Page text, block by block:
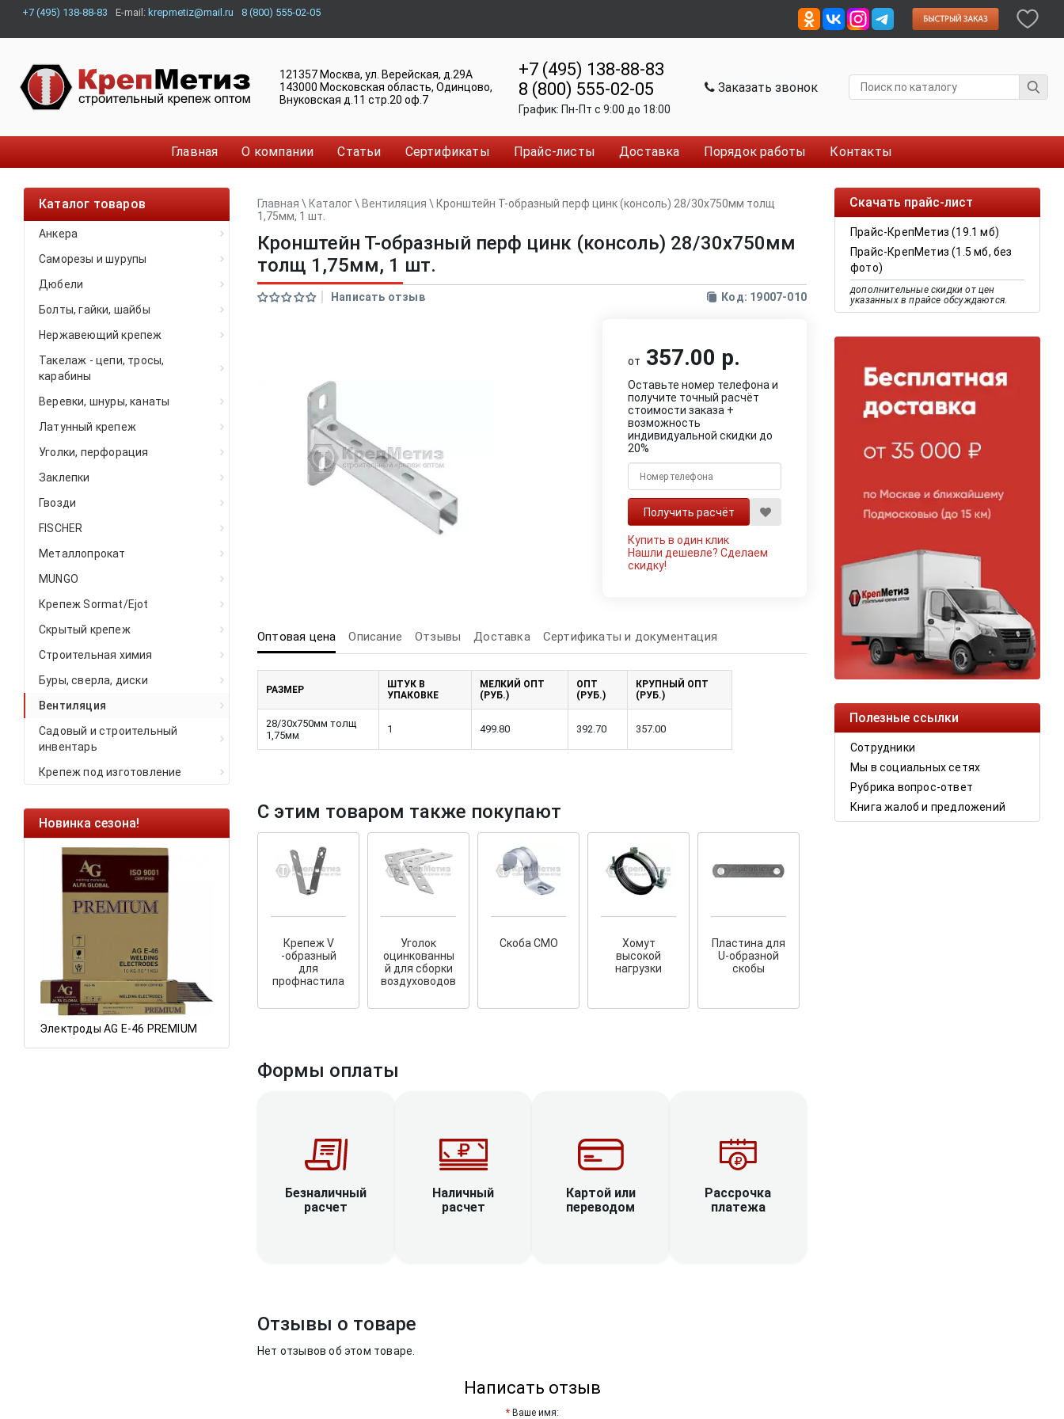
+7 (495) 138-88-83 E-mail: krepmetiz@mail.ru 8 (800) 555-02-05
121357 Москва, ул. Верейская, д.29А
143000 Московская область, Одинцово,
Внуковская д.11 стр.20 оф.7
+7 (495) 138-88-83
8 (800) 555-02-05
График: Пн-Пт c 9:00 до 18:00
Заказать звонок
Главная О компании Статьи Сертификаты Прайс-листы Доставка Порядок работы Контакты
Каталог товаров
Анкера
Саморезы и шурупы
Дюбели
Болты, гайки, шайбы
Нержавеющий крепеж
Такелаж - цепи, тросы,
карабины
Веревки, шнуры, канаты
Латунный крепеж
Уголки, перфорация
Заклепки
Гвозди
FISCHER
Металлопрокат
MUNGO
Крепеж Sormat/Ejot
Скрытый крепеж
Строительная химия
Буры, сверла, диски
Вентиляция
Садовый и строительный
инвентарь
Крепеж под изготовление
Новинка сезона!
Электроды AG E-46 PREMIUM
Ликвидация остатков!
Саморезы кровельные HKR-R
HARPOON EURO
остатков по ценам 2020 года!
Cкрытый крепеж
Крепление террас и фасадов
У нас появилсяскрытый
и фасадов.
Скачать прайс-лист
Прайс-КрепМетиз (19.1 мб)
Прайс-КрепМетиз (1.5 мб, без
фото)
дополнительные скидки от цен
указанных в прайсе обсуждаются.
Полезные ссылки
Сотрудники
Мы в социальных сетях
Рубрика вопрос-ответ
Книга жалоб и предложений
Главная \ Каталог\ Вентиляция \ Кронштейн Т-образный перф цинк (консоль) 28/30х750мм толщ
1,75мм, 1 шт.
Кронштейн Т-образный перф цинк (консоль) 28/30х750мм
толщ 1,75мм, 1 шт.
Написать отзыв Код: 19007-010
от 357.00 р.
Оставьте номер телефона и
получите точный расчёт
стоимости заказа +
возможность
индивидуальной скидки до
20%
Купить в один клик
Нашли дешевле?Сделаем
скидку!
Оптовая цена Описание Отзывы Доставка Сертификаты и документация
РАЗМЕР
ШТУК В
УПАКОВКЕ
МЕЛКИЙ ОПТ
(РУБ.)
ОПТ
(РУБ.)
КРУПНЫЙ ОПТ
(РУБ.)
28/30х750мм толщ
1,75мм
1 499.80 392.70 357.00
С этим товаром также покупают
Крепеж V
-образный
для
профнастила
Уголок
оцинкованны
й для сборки
воздуховодов
Скоба СМО
Хомут
высокой
нагрузки
Пластина для
U-образной
скобы
Формы оплаты
Безналичный
расчет
Наличный
расчет
Картой или
переводом
Рассрочка
платежа
Отзывы о товаре
Нет отзывов об этом товаре.
Написать отзыв
Ваше имя: